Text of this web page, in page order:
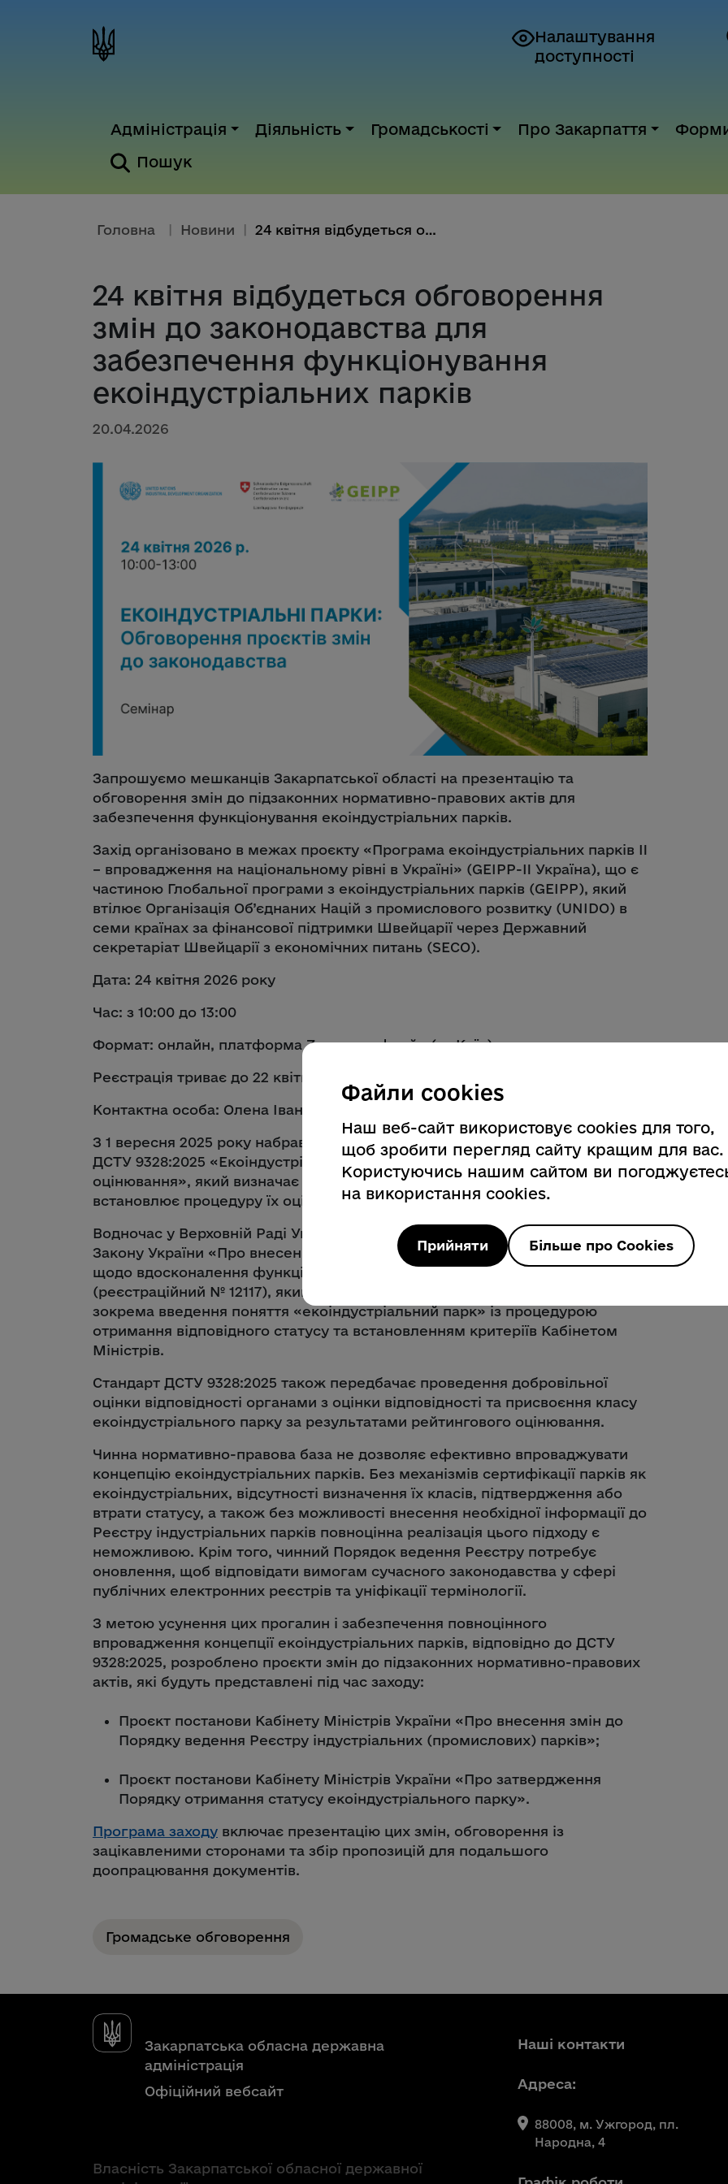
Налаштування
доступності
Адміністрація Діяльність Громадськості Про Закарпаття
Пошук
Головна Новини 24 квітня відбудеться обговоре...
24 квітня відбудеться обговорення
змін до законодавства для
забезпечення функціонування
екоіндустріальних парків
20.04.2026
Запрошуємо мешканців Закарпатської області на презентацію та
обговорення змін до підзаконних нормативно-правових актів для
забезпечення функціонування екоіндустріальних парків.
Захід організовано в межах проєкту «Програма екоіндустріальних парків II
– впровадження на національному рівні в Україні» (GEIPP-II Україна), що є
частиною Глобальної програми з екоіндустріальних парків (GEIPP), який
втілює Організація Об’єднаних Націй з промислового розвитку (UNIDO) в
семи країнах за фінансової підтримки Швейцарії через Державний
секретаріат Швейцарії з економічних питань (SECO).
Дата: 24 квітня 2026 року
Час: з 10:00 до 13:00
Формат: онлайн, платформа Zoom та офлайн (м. Київ)
Реєстрація триває до 22 квітня за
Контактна особа: Олена Іванова, 0678863193,
З 1 вересня 2025 року набрав чинності національний стандарт України
ДСТУ 9328:2025 «Екоіндустріальні парки. Критерії сталості та метод
оцінювання», який визначає вимоги до сталості індустріальних парків та
встановлює процедуру їх оцінки на відповідність.
Водночас у Верховній Раді України до другого читання готується проєкт
Закону України «Про внесення змін до деяких законодавчих актів України
щодо вдосконалення функціонування індустріальних парків»
(реєстраційний № 12117), яким передбачено низку важливих нововведень,
зокрема введення поняття «екоіндустріальний парк» із процедурою
отримання відповідного статусу та встановленням критеріїв Кабінетом
Міністрів.
Стандарт ДСТУ 9328:2025 також передбачає проведення добровільної
оцінки відповідності органами з оцінки відповідності та присвоєння класу
екоіндустріального парку за результатами рейтингового оцінювання.
Чинна нормативно-правова база не дозволяє ефективно впроваджувати
концепцію екоіндустріальних парків. Без механізмів сертифікації парків як
екоіндустріальних, відсутності визначення їх класів, підтвердження або
втрати статусу, а також без можливості внесення необхідної інформації до
Реєстру індустріальних парків повноцінна реалізація цього підходу є
неможливою. Крім того, чинний Порядок ведення Реєстру потребує
оновлення, щоб відповідати вимогам сучасного законодавства у сфері
публічних електронних реєстрів та уніфікації термінології.
З метою усунення цих прогалин і забезпечення повноцінного
впровадження концепції екоіндустріальних парків, відповідно до ДСТУ
9328:2025, розроблено проєкти змін до підзаконних нормативно-правових
актів, які будуть представлені під час заходу:
Проєкт постанови Кабінету Міністрів України «Про внесення змін до
Порядку ведення Реєстру індустріальних (промислових) парків»;
Проєкт постанови Кабінету Міністрів України «Про затвердження
Порядку отримання статусу екоіндустріального парку».
Програма заходу включає презентацію цих змін, обговорення із
зацікавленими сторонами та збір пропозицій для подальшого
доопрацювання документів.
Громадське обговорення
Закарпатська обласна державна
адміністрація
Офіційний вебсайт
Власність Закарпатської обласної державної
Наші контакти
Адреса:
88008, м. Ужгород, пл.
Народна, 4
Файли cookies
Наш веб-сайт використовує cookies для того,
щоб зробити перегляд сайту кращим для вас.
Користуючись нашим сайтом ви
на використання cookies.
Прийняти Більше про Cookies